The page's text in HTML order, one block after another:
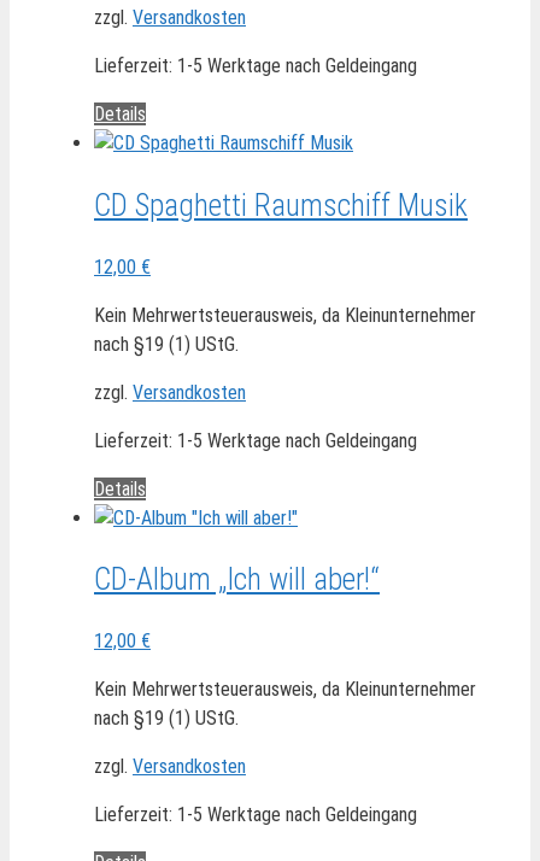
zzgl. Versandkosten
Lieferzeit: 1-5 Werktage nach Geldeingang
Details
CD Spaghetti Raumschiff Musik
12,00 €
Kein Mehrwertsteuerausweis, da Kleinunternehmer
nach §19 (1) UStG.
zzgl. Versandkosten
Lieferzeit: 1-5 Werktage nach Geldeingang
Details
CD-Album „Ich will aber!“
12,00 €
Kein Mehrwertsteuerausweis, da Kleinunternehmer
nach §19 (1) UStG.
zzgl. Versandkosten
Lieferzeit: 1-5 Werktage nach Geldeingang